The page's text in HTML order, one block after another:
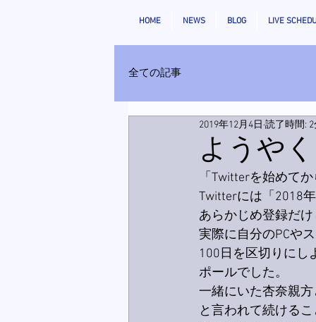
HOME NEWS BLOG LIVE
全ての記事
ようや
2019年12月4日 読了時間:
「Twitterを始めて
Twitterには「2018
あらかじめ登録だ
実際に自分のPCや
100日を区切りにし
ポールでした。
一緒にいた杏奈親
と言われて続ける